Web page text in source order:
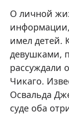
О личной
имел детей.
девушками,
рассуждали
Чикаго.
Освальда
суде оба